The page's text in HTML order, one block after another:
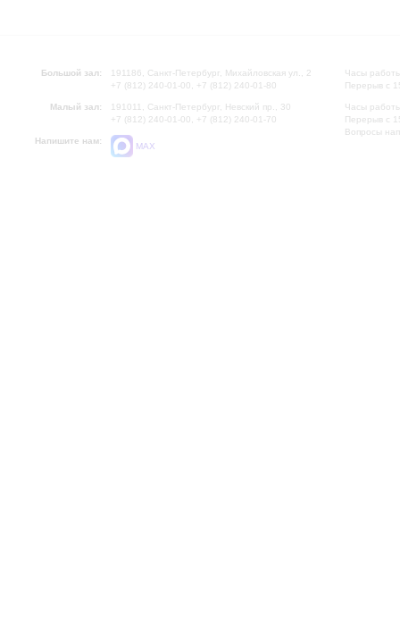
Большой зал:
191186, Санкт-Петербург, Михайловская ул., 2
+7 (812) 240-01-00, +7 (812) 240-01-80
Малый зал:
191011, Санкт-Петербург, Невский пр., 30
+7 (812) 240-01-00, +7 (812) 240-01-70
Напишите нам:
MAX
Часы
Перерыв с
Часы
Перерыв с
Вопросы